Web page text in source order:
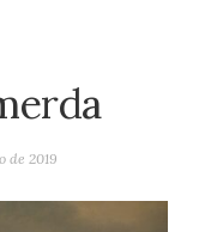
de 2019